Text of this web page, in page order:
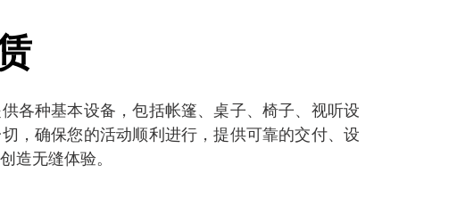
各种基本设备，包括帐篷、桌子、椅子、视听设
，确保您的活动顺利进行，提供可靠的交付、设
造无缝体验。